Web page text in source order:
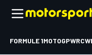
FORMULE 1MOTOGPWRC